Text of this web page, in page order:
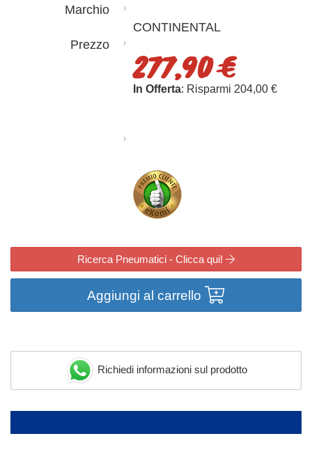
Marchio
CONTINENTAL
Prezzo
277,90 €
In Offerta: Risparmi 204,00 €
Ricerca Pneumatici - Clicca qui!
Aggiungi al carrello
Richiedi informazioni sul prodotto